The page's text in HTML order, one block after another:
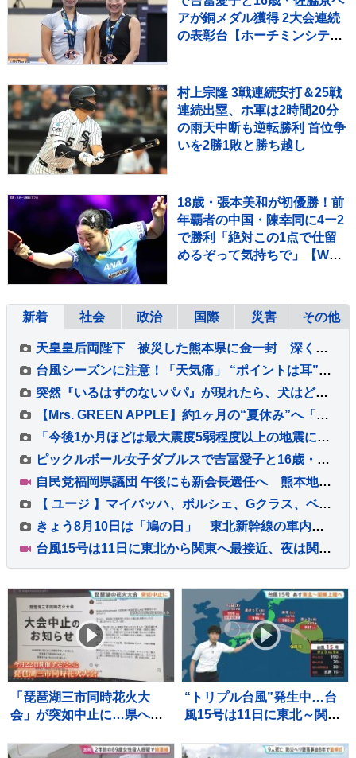
アが銅メダル獲得 2大会連続
の表彰台【ホーチミンシティ
村上宗隆 3戦連続安打＆25戦
連続出塁、ホ軍は2時間20分
の雨天中断も逆転勝利 首位争
いを2勝1敗と勝ち越し
18歳・張本美和が初優勝！前
年覇者の中国・陳幸同に4ー2
で勝利「絶対この1点で仕留
めるぞって気持ちで」【WTT
新着 社会 政治 国際 災害 その他
天皇皇后両陛下 被災した熊本県に金一封 深く心痛め
台風シーズンに注意！「天気痛」 “ポイントは耳”つらいときの対処法は【ひるおび】
突然『いるはずのないパパ』が現れたら、犬はどうするのか？検証した結果→尊すぎる『気付いた瞬間の反応』に「最高に可愛い」「嬉しいね」の声
【Mrs. GREEN APPLE】約1ヶ月の“夏休み”へ「街で見かけられても、十分なご配慮を」事務所の呼びかけに「ゆっくり休んで！」と温かい声続々
「今後1か月ほどは最大震度5弱程度以上の地震に注意」気象庁 有感地震は591回に【2026年熊本地震】
ピックルボール女子ダブルスで吉冨愛子と16歳・佐脇京ペアが銅メダル獲得 2大会連続の表彰台【ホーチミンシティOP】
自民党福岡県議団 午後にも新会長選任へ 熊本地震直後の政治資金パーティー開催で批判受け前会長辞任…会長選には若手議員2人が立候補
【 ユージ 】マイバッハ、ポルシェ、Gクラス、ベントレー…ナンバー「8」でそろえた華麗なる愛車の写真を公開 フォロワー「スゴいクルマばかりだ」
きょう8月10日は「鳩の日」 東北新幹線の車内にハトが迷い込む ハトも帰省？
台風15号は11日に東北から関東へ最接近、夜は関東や福島県で雨強まる所も 沿岸を中心に強風や高波にも注意【台風情報】
「琵琶湖三市同時花火大
会」が突如中止に…県への
は注意喚起も
“トリプル台風”発生中…台
風15号は11日に東北～関東
しい雨のおそれ【予報士解